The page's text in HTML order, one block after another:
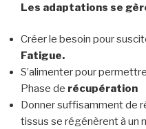
Les adaptations se
Créer le besoin pour
Fatigue.
S’alimenter pour
Phase de récupération
Donner suffisamment de
tissus se régénèrent à un